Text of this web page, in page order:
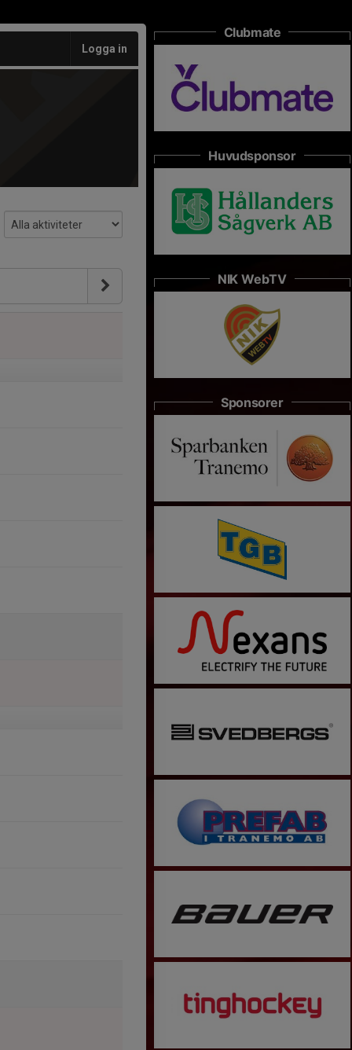
Logga in
Clubmate
Huvudsponsor
NIK WebTV
Sponsorer